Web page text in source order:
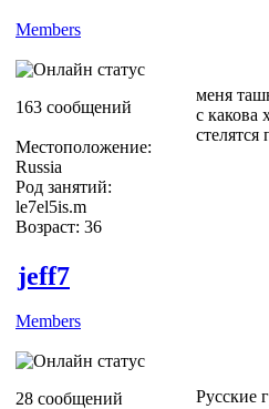
Members
163 сообщений
Местоположение:
Russia
Род занятий:
le7el5is.m
Возраст: 36
меня
с какова
jeff7
Members
28 сообщений Русские